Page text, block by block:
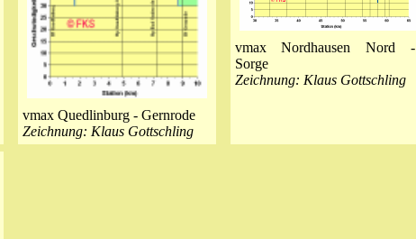
vmax Quedlinburg - Gernrode
Zeichnung: Klaus Gottschling
vmax Nordhausen Nord -
Sorge
Zeichnung: Klaus Gottschling